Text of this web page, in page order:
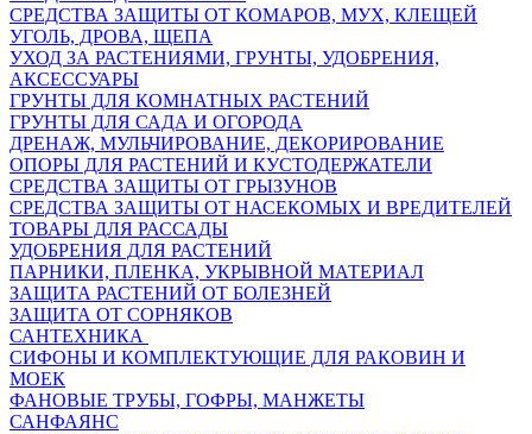
СРЕДСТВА ЗАЩИТЫ ОТ КОМАРОВ, МУХ, КЛЕЩЕЙ
УГОЛЬ, ДРОВА, ЩЕПА
УХОД ЗА РАСТЕНИЯМИ, ГРУНТЫ, УДОБРЕНИЯ,
АКСЕССУАРЫ
ГРУНТЫ ДЛЯ КОМНАТНЫХ РАСТЕНИЙ
ГРУНТЫ ДЛЯ САДА И ОГОРОДА
ДРЕНАЖ, МУЛЬЧИРОВАНИЕ, ДЕКОРИРОВАНИЕ
ОПОРЫ ДЛЯ РАСТЕНИЙ И КУСТОДЕРЖАТЕЛИ
СРЕДСТВА ЗАЩИТЫ ОТ ГРЫЗУНОВ
СРЕДСТВА ЗАЩИТЫ ОТ НАСЕКОМЫХ И ВРЕДИТЕЛЕЙ
ТОВАРЫ ДЛЯ РАССАДЫ
УДОБРЕНИЯ ДЛЯ РАСТЕНИЙ
ПАРНИКИ, ПЛЕНКА, УКРЫВНОЙ МАТЕРИАЛ
ЗАЩИТА РАСТЕНИЙ ОТ БОЛЕЗНЕЙ
ЗАЩИТА ОТ СОРНЯКОВ
САНТЕХНИКА
СИФОНЫ И КОМПЛЕКТУЮЩИЕ ДЛЯ РАКОВИН И
МОЕК
ФАНОВЫЕ ТРУБЫ, ГОФРЫ, МАНЖЕТЫ
САНФАЯНС